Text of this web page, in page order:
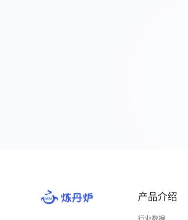
产品介绍